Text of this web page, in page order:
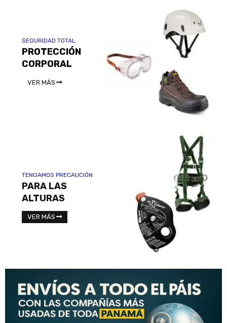
SEGURIDAD TOTAL
PROTECCIÓN
CORPORAL
VER MÁS
TENGAMOS PRECAUCIÓN
PARA LAS
ALTURAS
VER MÁS